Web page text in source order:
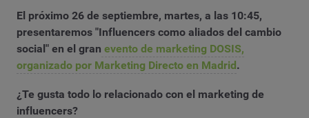
El próximo 26 de septiembre, martes, a las 10:45,
presentaremos "Influencers como aliados del cambio
social" en el gran evento de marketing DOSIS,
organizado por Marketing Directo en Madrid.
¿Te gusta todo lo relacionado con el marketing de
influencers?